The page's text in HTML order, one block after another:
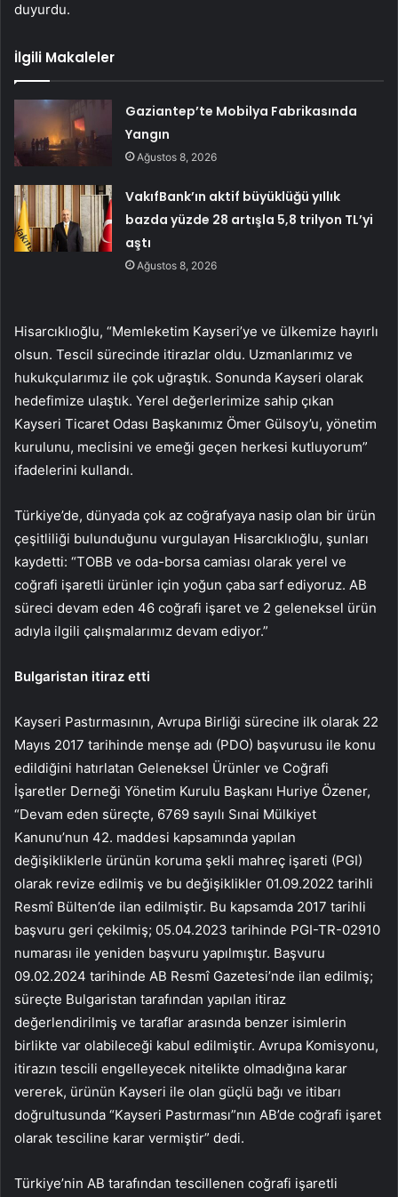
duyurdu.
İlgili Makaleler
Gaziantep’te Mobilya Fabrikasında
Yangın
Ağustos 8, 2026
VakıfBank’ın aktif büyüklüğü yıllık
bazda yüzde 28 artışla 5,8 trilyon TL’yi
aştı
Ağustos 8, 2026
Hisarcıklıoğlu, “Memleketim Kayseri’ye ve ülkemize hayırlı
olsun. Tescil sürecinde itirazlar oldu. Uzmanlarımız ve
hukukçularımız ile çok uğraştık. Sonunda Kayseri olarak
hedefimize ulaştık. Yerel değerlerimize sahip çıkan
Kayseri Ticaret Odası Başkanımız Ömer Gülsoy’u, yönetim
kurulunu, meclisini ve emeği geçen herkesi kutluyorum”
ifadelerini kullandı.
Türkiye’de, dünyada çok az coğrafyaya nasip olan bir ürün
çeşitliliği bulunduğunu vurgulayan Hisarcıklıoğlu, şunları
kaydetti: “TOBB ve oda-borsa camiası olarak yerel ve
coğrafi işaretli ürünler için yoğun çaba sarf ediyoruz. AB
süreci devam eden 46 coğrafi işaret ve 2 geleneksel ürün
adıyla ilgili çalışmalarımız devam ediyor.”
Bulgaristan itiraz etti
Kayseri Pastırmasının, Avrupa Birliği sürecine ilk olarak 22
Mayıs 2017 tarihinde menşe adı (PDO) başvurusu ile konu
edildiğini hatırlatan Geleneksel Ürünler ve Coğrafi
İşaretler Derneği Yönetim Kurulu Başkanı Huriye Özener,
“Devam eden süreçte, 6769 sayılı Sınai Mülkiyet
Kanunu’nun 42. maddesi kapsamında yapılan
değişikliklerle ürünün koruma şekli mahreç işareti (PGI)
olarak revize edilmiş ve bu değişiklikler 01.09.2022 tarihli
Resmî Bülten’de ilan edilmiştir. Bu kapsamda 2017 tarihli
başvuru geri çekilmiş; 05.04.2023 tarihinde PGI-TR-02910
numarası ile yeniden başvuru yapılmıştır. Başvuru
09.02.2024 tarihinde AB Resmî Gazetesi’nde ilan edilmiş;
süreçte Bulgaristan tarafından yapılan itiraz
değerlendirilmiş ve taraflar arasında benzer isimlerin
birlikte var olabileceği kabul edilmiştir. Avrupa Komisyonu,
itirazın tescili engelleyecek nitelikte olmadığına karar
vererek, ürünün Kayseri ile olan güçlü bağı ve itibarı
doğrultusunda “Kayseri Pastırması”nın AB’de coğrafi işaret
olarak tesciline karar vermiştir” dedi.
Türkiye’nin AB tarafından tescillenen coğrafi işaretli